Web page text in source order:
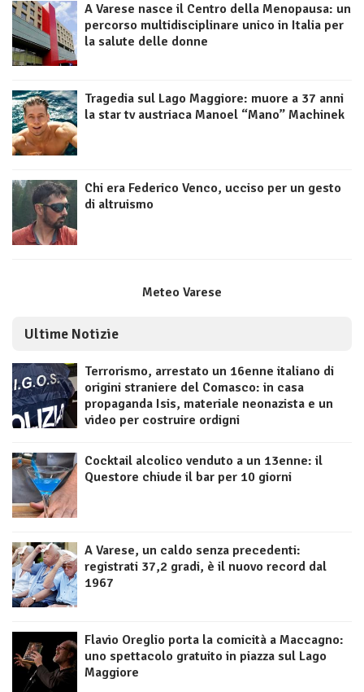
A Varese nasce il Centro della Menopausa: un
percorso multidisciplinare unico in Italia per
la salute delle donne
Tragedia sul Lago Maggiore: muore a 37 anni
la star tv austriaca Manoel “Mano” Machinek
Chi era Federico Venco, ucciso per un gesto
di altruismo
Meteo Varese
Ultime Notizie
Terrorismo, arrestato un 16enne italiano di
origini straniere del Comasco: in casa
propaganda Isis, materiale neonazista e un
video per costruire ordigni
Cocktail alcolico venduto a un 13enne: il
Questore chiude il bar per 10 giorni
A Varese, un caldo senza precedenti:
registrati 37,2 gradi, è il nuovo record dal
1967
Flavio Oreglio porta la comicità a Maccagno:
uno spettacolo gratuito in piazza sul Lago
Maggiore